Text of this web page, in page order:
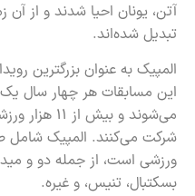
آتن، یونان احیا شدند و از
تبدیل شده‌اند.
المپیک به عنوان بزرگترین
این مسابقات هر چهار سال یک
شرکت می‌کنند. المپیک شامل
ورزشی است، از جمله دو و
بسکتبال، تنیس، و غیره.